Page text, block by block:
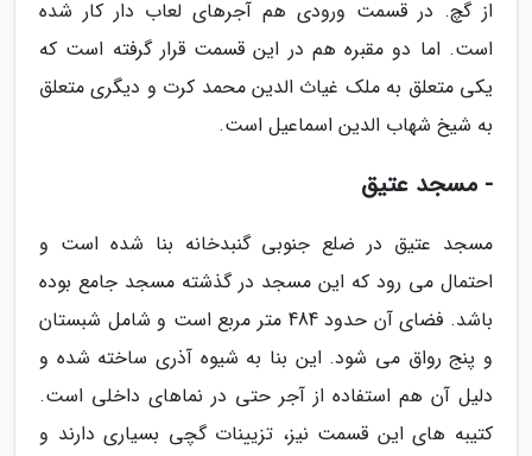
از گچ. در قسمت ورودی هم آجرهای لعاب دار کار شده
است. اما دو مقبره هم در این قسمت قرار گرفته است که
یکی متعلق به ملک غیاث الدین محمد کرت و دیگری متعلق
به شیخ شهاب الدین اسماعیل است.
- مسجد عتیق
مسجد عتیق در ضلع جنوبی گنبدخانه بنا شده است و
احتمال می رود که این مسجد در گذشته مسجد جامع بوده
باشد. فضای آن حدود 484 متر مربع است و شامل شبستان
و پنج رواق می شود. این بنا به شیوه آذری ساخته شده و
دلیل آن هم استفاده از آجر حتی در نماهای داخلی است.
کتیبه های این قسمت نیز، تزیینات گچی بسیاری دارند و